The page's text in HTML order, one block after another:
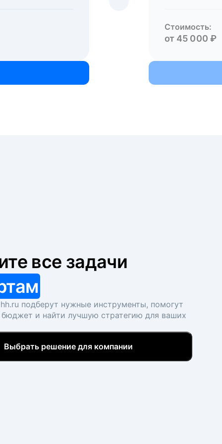
Стоимость:
от 45 000 ₽
все задачи
подберут нужные инструменты, помогут
бюджет и найти лучшую стратегию для ваших
Выбрать решение для компании